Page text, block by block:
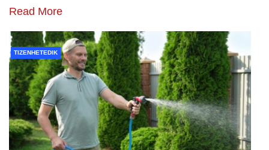
Read More
TIZENHETEDIK